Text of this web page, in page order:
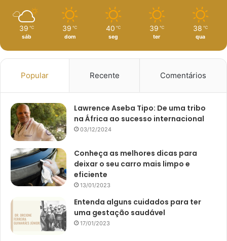
39 ℃
sáb
39 ℃
dom
40 ℃
seg
39 ℃
ter
38 ℃
qua
Popular Recente Comentários
Lawrence Aseba Tipo: De uma tribo
na África ao sucesso internacional
03/12/2024
Conheça as melhores dicas para
deixar o seu carro mais limpo e
eficiente
13/01/2023
Entenda alguns cuidados para ter
uma gestação saudável
17/01/2023